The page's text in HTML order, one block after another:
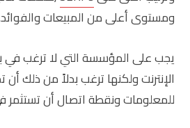
ومستوى أعلى من المبيعات
يجب على المؤسسة التي لا ترغب في
الإنترنت ولكنها ترغب بدلاً من ذلك
للمعلومات ونقطة اتصال أن